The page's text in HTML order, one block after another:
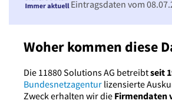
Woher kommen diese
Die 11880 Solutions AG betreibtseit
Bundesnetzagentur lizensierte
Zweck erhalten wir die Firmendaten
Eintragsdaten vom